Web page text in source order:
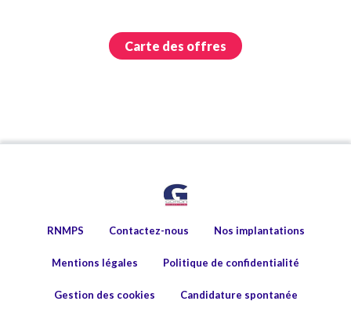
Carte des offres
RNMPS Contactez-nous Nos implantations
Mentions légales Politique de confidentialité
Gestion des cookies Candidature spontanée